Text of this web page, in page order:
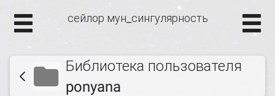
сейлор мун_сингулярность
Библиотека пользователя
ponyana